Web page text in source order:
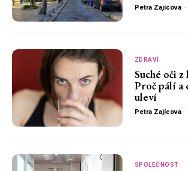
Petra Zajícova -
ZDRAVÍ
Suché oči
Proč pálí a
uleví
Petra Zajícova -
SPOLEČNOST